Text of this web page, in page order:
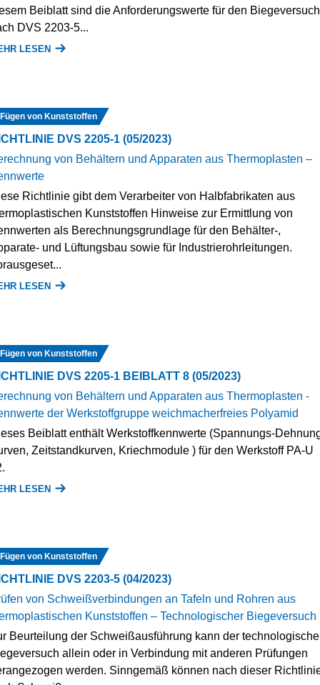
Beiblatt sind die Anforderungswerte für den Biegeversuch
DVS 2203-5...
LESEN
Fügen von Kunststoffen
DVS 2205-1 (05/2023)
von Behältern und Apparaten aus Thermoplasten –
Richtlinie gibt dem Verarbeiter von Halbfabrikaten aus
Kunststoffen Hinweise zur Ermittlung von
als Berechnungsgrundlage für den Behälter-,
und Lüftungsbau sowie für Industrierohrleitungen.
LESEN
Fügen von Kunststoffen
DVS 2205-1 BEIBLATT 8 (05/2023)
von Behältern und Apparaten aus Thermoplasten -
der Werkstoffgruppe weichmacherfreies Polyamid
Beiblatt enthält Werkstoffkennwerte (Spannungs-
Zeitstandkurven, Kriechmodule ) für den Werkstoff PA-U
LESEN
Fügen von Kunststoffen
DVS 2203-5 (04/2023)
von Schweißverbindungen an Tafeln und Rohren aus
Kunststoffen – Technologischer Biegeversuch
Beurteilung der Schweißausführung kann der technologische
allein oder in Verbindung mit anderen Prüfungen
werden. Sinngemäß können nach dieser